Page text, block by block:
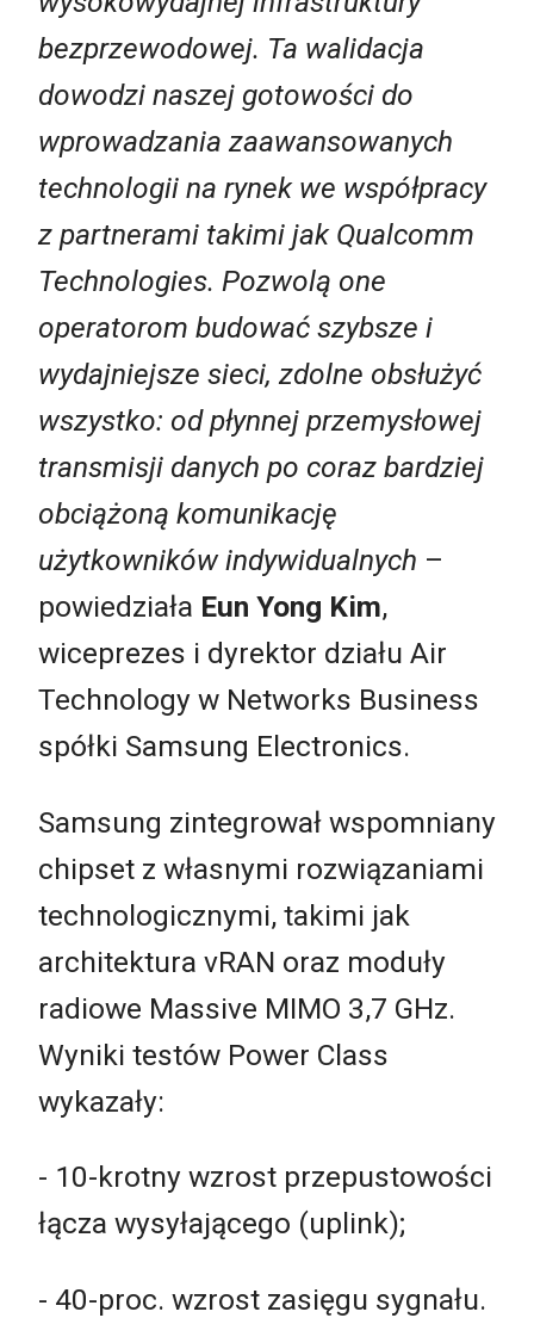
bezprzewodowej. Ta walidacja
dowodzi naszej gotowości do
wprowadzania zaawansowanych
technologii na rynek we współpracy
z partnerami takimi jak Qualcomm
Technologies. Pozwolą one
operatorom budować szybsze i
wydajniejsze sieci, zdolne obsłużyć
wszystko: od płynnej przemysłowej
transmisji danych po coraz bardziej
obciążoną komunikację
użytkowników indywidualnych –
powiedziała Eun Yong Kim,
wiceprezes i dyrektor działu Air
Technology w Networks Business
spółki Samsung Electronics.
Samsung zintegrował wspomniany
chipset z własnymi rozwiązaniami
technologicznymi, takimi jak
architektura vRAN oraz moduły
radiowe Massive MIMO 3,7 GHz.
Wyniki testów Power Class
wykazały:
- 10-krotny wzrost przepustowości
łącza wysyłającego (uplink);
- 40-proc. wzrost zasięgu sygnału.